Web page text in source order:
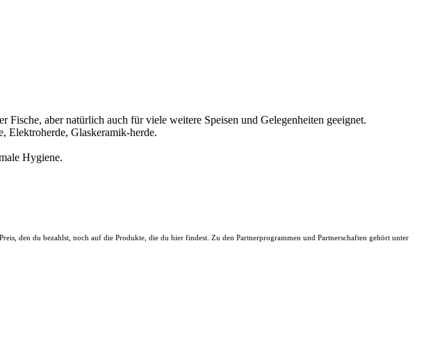
aber natürlich auch für viele weitere Speisen und Gelegenheiten geeignet.
Elektroherde, Glaskeramik-herde.
Hygiene.
den du bezahlst, noch auf die Produkte, die du hier findest. Zu den Partnerprogrammen und Partnerschaften gehört unter